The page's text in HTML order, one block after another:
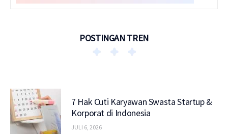
POSTINGAN TREN
7 Hak Cuti Karyawan Swasta Startup &
Korporat di Indonesia
JULI 6, 2026